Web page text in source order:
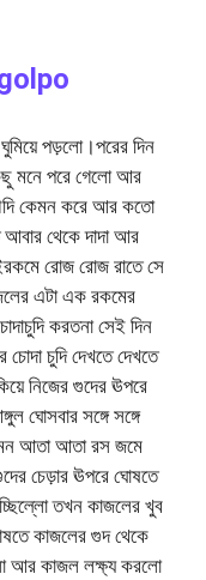
পড়লো।পরের দিন
মনে পরে গেলো আর
কেমন করে আর কতো
আবার থেকে দাদা আর
রোজ রোজ রাতে সে
এটা এক রকমের
করতনা সেই দিন
চুদি দেখতে দেখতে
নিজের গুদের ঊপরে
সঙ্গে সঙ্গে
আতা আতা রস জমে
চেড়ার ঊপরে ঘোষতে
তখন কাজলের খুব
কাজলের গুদ থেকে
আর কাজল লক্ষ্য করলো